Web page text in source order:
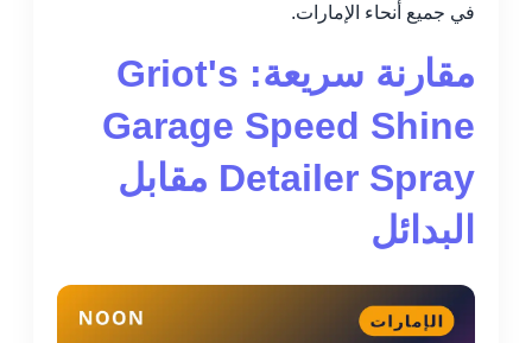
في جميع أنحاء الإمارات.
مقارنة سريعة: Griot's
Garage Speed Shine
Detailer Spray مقابل
البدائل